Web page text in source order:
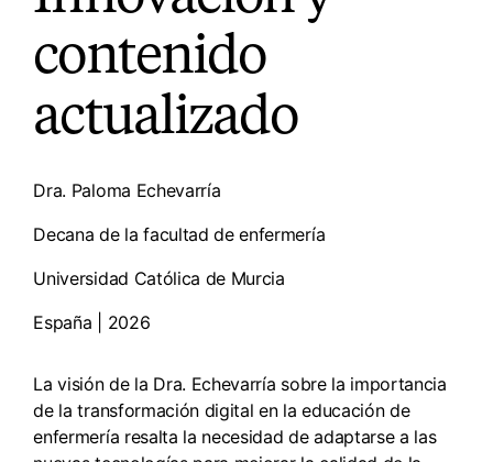
contenido
actualizado
Dra. Paloma Echevarría
Decana de la facultad de enfermería
Universidad Católica de Murcia
España | 2026
La visión de la Dra. Echevarría sobre la importancia
de la transformación digital en la educación de
enfermería resalta la necesidad de adaptarse a las